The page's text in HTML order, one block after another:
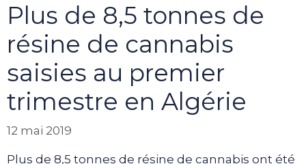
Plus de 8,5 tonnes de
résine de cannabis
saisies au premier
trimestre en Algérie
12 mai 2019
Plus de 8,5 tonnes de résine de cannabis ont été